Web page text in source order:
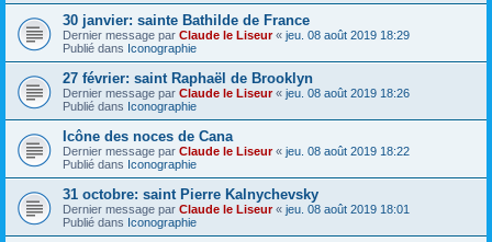
30 janvier: sainte Bathilde de France
Dernier message par Claude le Liseur« jeu. 08 août 2019 18:29
Publié dans Iconographie
27 février: saint Raphaël de Brooklyn
Dernier message par Claude le Liseur« jeu. 08 août 2019 18:26
Publié dans Iconographie
Icône des noces de Cana
Dernier message par Claude le Liseur« jeu. 08 août 2019 18:22
Publié dans Iconographie
31 octobre: saint Pierre Kalnychevsky
Dernier message par Claude le Liseur« jeu. 08 août 2019 18:01
Publié dans Iconographie